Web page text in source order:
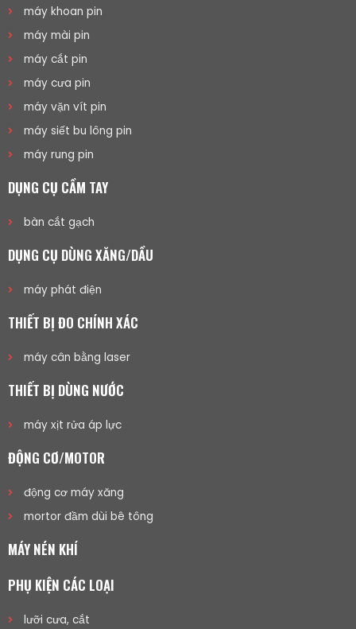
máy khoan pin
máy mài pin
máy cắt pin
máy cưa pin
máy vặn vít pin
máy siết bu lông pin
máy rung pin
DỤNG CỤ CẦM TAY
bàn cắt gạch
DỤNG CỤ DÙNG XĂNG/DẦU
máy phát điện
THIẾT BỊ ĐO CHÍNH XÁC
máy cân bằng laser
THIẾT BỊ DÙNG NƯỚC
máy xịt rửa áp lực
ĐỘNG CƠ/MOTOR
động cơ máy xăng
mortor đầm dùi bê tông
MÁY NÉN KHÍ
PHỤ KIỆN CÁC LOẠI
lưỡi cưa, cắt